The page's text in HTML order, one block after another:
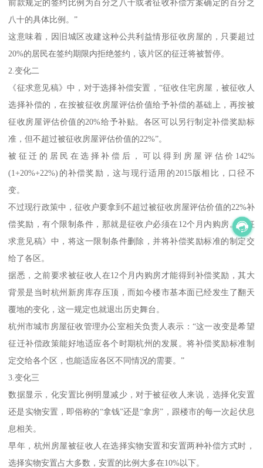
前款规定的签约比例为百分之八十或者征收补偿方案确定的百分之
八十的具体比例。”
这意味着，因旧城区改建这种公共利益情形征收房屋的，只要超过
20%的居民在签约期限内拒绝签约，该片区的征迁将被暂停。
2.变化二
《征求意见稿》中，对于选择补偿安置，“征收住宅房屋，被征收人
选择补偿的，在按被征收房屋评估价值给予补偿的基础上，再按被
征收房屋评估价值的20%给予补贴。各区可以另行制定补偿奖励标
准，但不超过被征收房屋评估价值的22%”。
被征迁的居民在选择补偿后，可以得到房屋评估价142%
(1+20%+22%)的补偿奖励，这与现行适用的2015版相比，口径不
变。
不过现行政策中，征收户要拿到不超过被征收房屋评估价值的22%补
偿奖励，有个限制条件，那就是征收户必须在12个月内购房。《征
求意见稿》中，将这一限制条件删除，并将补偿奖励标准的制定交
给了各区。
据悉，之前要求被征收人在12个月内购房才能得到补偿奖励，其大
背景是当时杭州新房库存压顶，而如今楼市基本面已经发生了翻天
覆地的变化，这一规定也就退出历史舞台。
杭州市城市房屋征收管理办公室相关负责人表示：“这一改变是希望
征迁补偿政策能好地适应各个时期杭州的发展。将补偿奖励标准制
定交给各个区，也能适应各区不同情况的需要。”
3.变化三
数据显示，化安置比例明显减少，对于被征收人来说，选择化安置
还是实物安置，即俗称的“拿钱”还是“拿房”，跟楼市的每一次起伏息
息相关。
早年，杭州房屋被征收人在选择实物安置和安置两种补偿方式时，
选择实物安置占大多数，安置的比例大多在10%以下。